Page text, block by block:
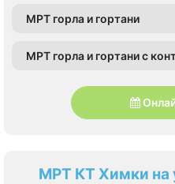
МРТ горла и гортани
МРТ горла и гортани с
МРТ КТ Химки на